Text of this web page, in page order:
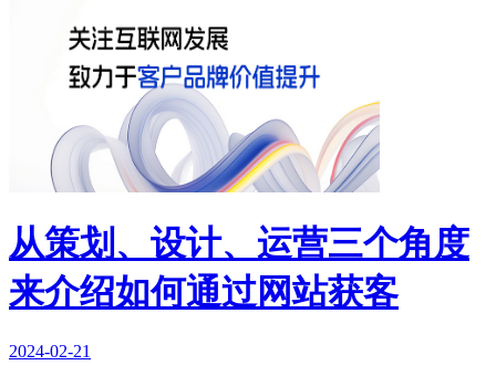
从策划、设计、运营三个角度
来介绍如何通过网站获客
2024-02-21